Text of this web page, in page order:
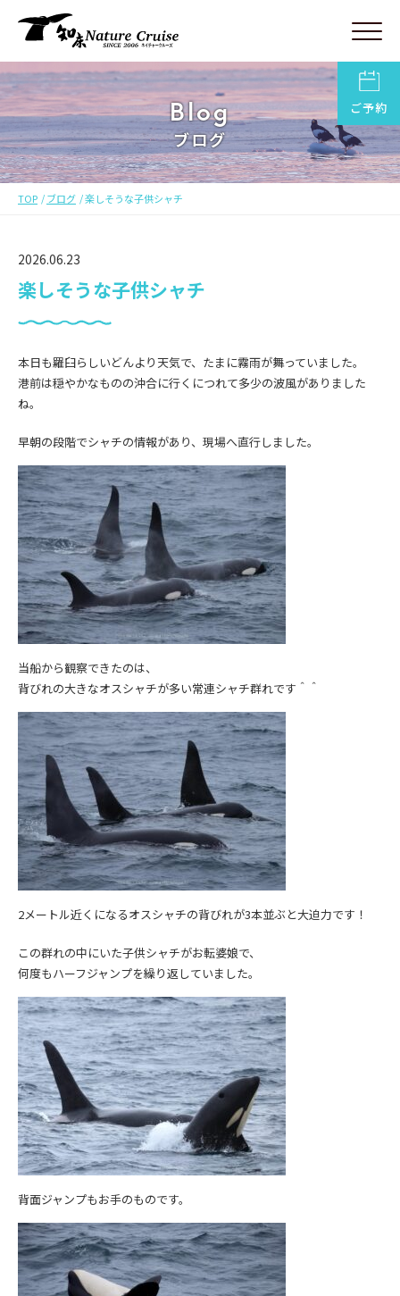
ご予約
Blog
ブログ
TOP ブログ 楽しそうな子供シャチ
2026.06.23
楽しそうな子供シャチ
本日も羅臼らしいどんより天気で、たまに霧雨が舞っていました。
港前は穏やかなものの沖合に行くにつれて多少の波風がありました
ね。
早朝の段階でシャチの情報があり、現場へ直行しました。
当船から観察できたのは、
背びれの大きなオスシャチが多い常連シャチ群れです＾＾
2メートル近くになるオスシャチの背びれが3本並ぶと大迫力です！
この群れの中にいた子供シャチがお転婆娘で、
何度もハーフジャンプを繰り返していました。
背面ジャンプもお手のものです。